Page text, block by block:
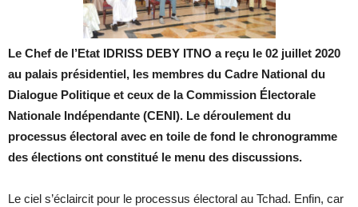
Le Chef de l’Etat IDRISS DEBY ITNO a reçu le 02 juillet 2020
au palais présidentiel, les membres du Cadre National du
Dialogue Politique et ceux de la Commission Électorale
Nationale Indépendante (CENI). Le déroulement du
processus électoral avec en toile de fond le chronogramme
des élections ont constitué le menu des discussions.
Le ciel s’éclaircit pour le processus électoral au Tchad. Enfin, car